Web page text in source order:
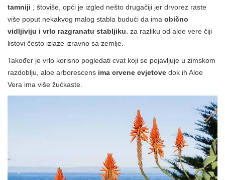
tamniji , štoviše, opći je izgled nešto drugačiji jer drvorez raste
više poput nekakvog malog stabla budući da ima obično
vidljiviju i vrlo razgranatu stabljiku. za razliku od aloe vere čiji
listovi često izlaze izravno sa zemlje.
Također je vrlo korisno pogledati cvat koji se pojavljuje u zimskom
razdoblju, aloe arborescens ima crvene cvjetove dok ih Aloe
Vera ima više žućkaste.